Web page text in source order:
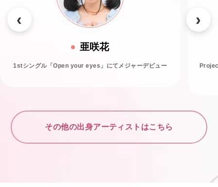
亜咲花
1stシングル「Open your eyes」にてメジャーデビュー
その他の出身アーティストはこちら